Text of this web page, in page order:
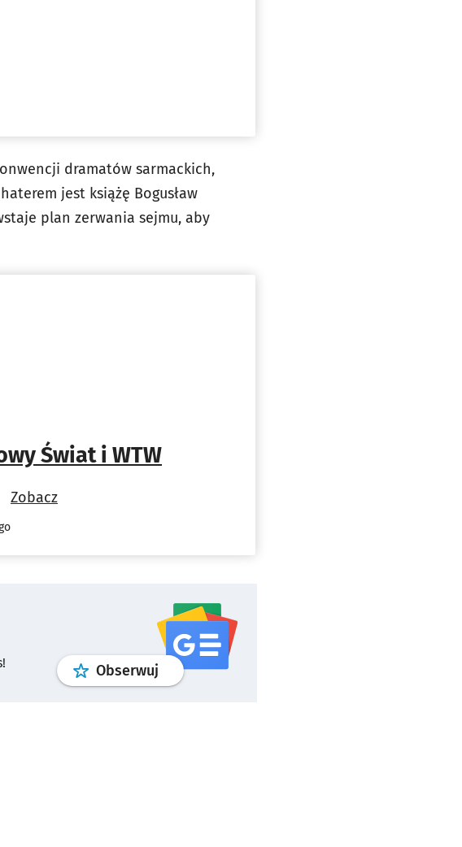
dramatów sarmackich,
jest książę Bogusław
plan zerwania sejmu, aby
Świat i WTW
Zobacz
Obserwuj profilgoogle news